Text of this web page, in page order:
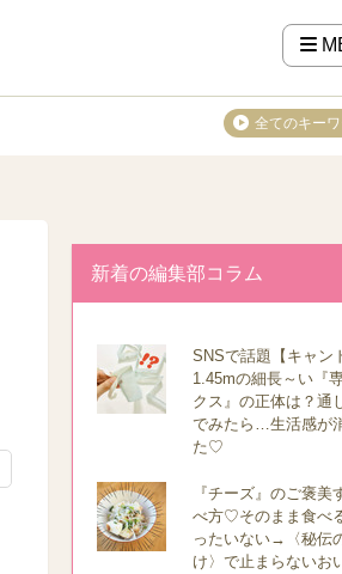
全てのキー
新着の編集部コラム
SNSで話題【キャン
1.45mの細長～い『
クス』の正体は？通
でみたら…生活感が
た♡
『チーズ』のご褒美
べ方♡そのまま食べ
ったいない→〈秘伝
け〉で止まらないお